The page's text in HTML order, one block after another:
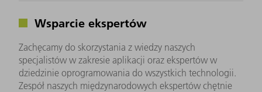
Wsparcie ekspertów
Zachęcamy do skorzystania z wiedzy naszych
specjalistów w zakresie aplikacji oraz ekspertów w
dziedzinie oprogramowania do wszystkich technologii.
Zespół naszych międzynarodowych ekspertów chętnie